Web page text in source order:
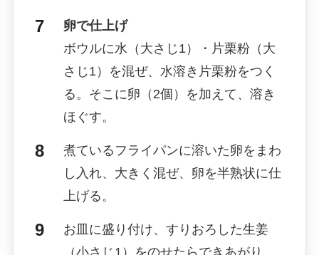
卵で仕上げ
ボウルに水（大さじ1）・片栗粉（大
さじ1）を混ぜ、水溶き片栗粉をつく
る。そこに卵（2個）を加えて、溶き
ほぐす。
煮ているフライパンに溶いた卵をまわ
し入れ、大きく混ぜ、卵を半熟状に仕
上げる。
お皿に盛り付け、すりおろした生姜
（小さじ1）をのせたらできあがり。